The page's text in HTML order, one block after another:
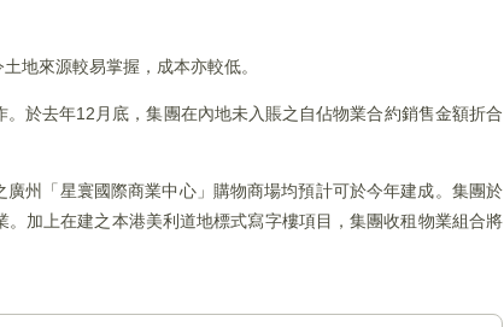
地來源較易掌握，成本亦較低。
於去年12月底，集團在內地未入賬之自佔物業合約銷售金額折合
州「星寰國際商業中心」購物商場均預計可於今年建成。集團於
加上在建之本港美利道地標式寫字樓項目，集團收租物業組合將